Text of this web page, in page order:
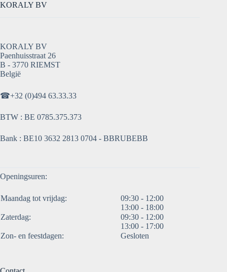
KORALY BV
KORALY BV
Paenhuisstraat 26
B - 3770 RIEMST
België
☎+32 (0)494 63.33.33
BTW : BE 0785.375.373
Bank : BE10 3632 2813 0704 - BBRUBEBB
Openingsuren:
Maandag tot vrijdag:
09:30 - 12:00
13:00 - 18:00
Zaterdag:
09:30 - 12:00
13:00 - 17:00
Zon- en feestdagen:
Gesloten